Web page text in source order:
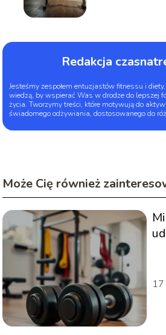
Redakcja
Jesteśmy zespołem entuzjastów fitnessu i
wiedzą, by wspierać Was w drodze do lepszej
życia. Tworzymy treści, które motywują do
świadomego odżywiania, dostosowanego do
Może Cię również